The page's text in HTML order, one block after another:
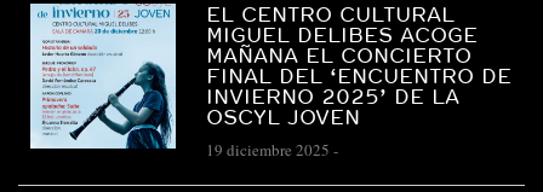
EL CENTRO CULTURAL
MIGUEL DELIBES ACOGE
MAÑANA EL CONCIERTO
FINAL DEL ‘ENCUENTRO DE
INVIERNO 2025’ DE LA
OSCYL JOVEN
19 diciembre 2025 -